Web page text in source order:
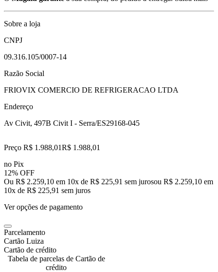
Sobre a loja
CNPJ
09.316.105/0007-14
Razão Social
FRIOVIX COMERCIO DE REFRIGERACAO LTDA
Endereço
Av Civit, 497B Civit I - Serra/ES29168-045
Preço R$ 1.988,01R$ 1.988,01
no Pix
12% OFF
Ou R$ 2.259,10 em 10x de R$ 225,91 sem jurosou R$ 2.259,10 em
10x de R$ 225,91 sem juros
Ver opções de pagamento
Parcelamento
Cartão Luiza
Cartão de crédito
Tabela de parcelas de Cartão de
crédito